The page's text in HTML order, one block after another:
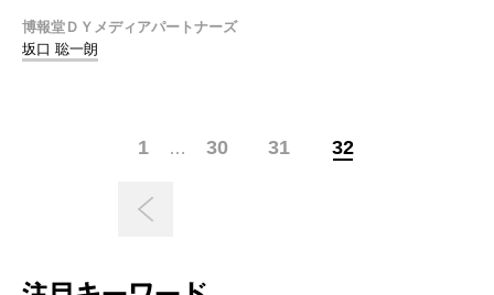
博報堂ＤＹメディアパートナーズ
坂口 聡一朗
1 … 30 31 32